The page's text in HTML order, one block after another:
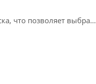
что позволяет выбрать